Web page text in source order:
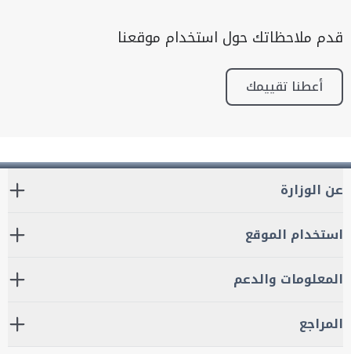
قدم ملاحظاتك حول استخدام موقعنا
أعطنا تقييمك
عن الوزارة
استخدام الموقع
المعلومات والدعم
المراجع